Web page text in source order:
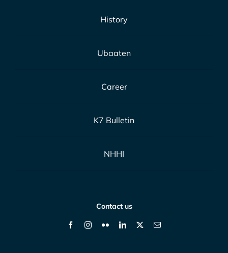
History
Ubaaten
Career
K7 Bulletin
NHHI
Contact us